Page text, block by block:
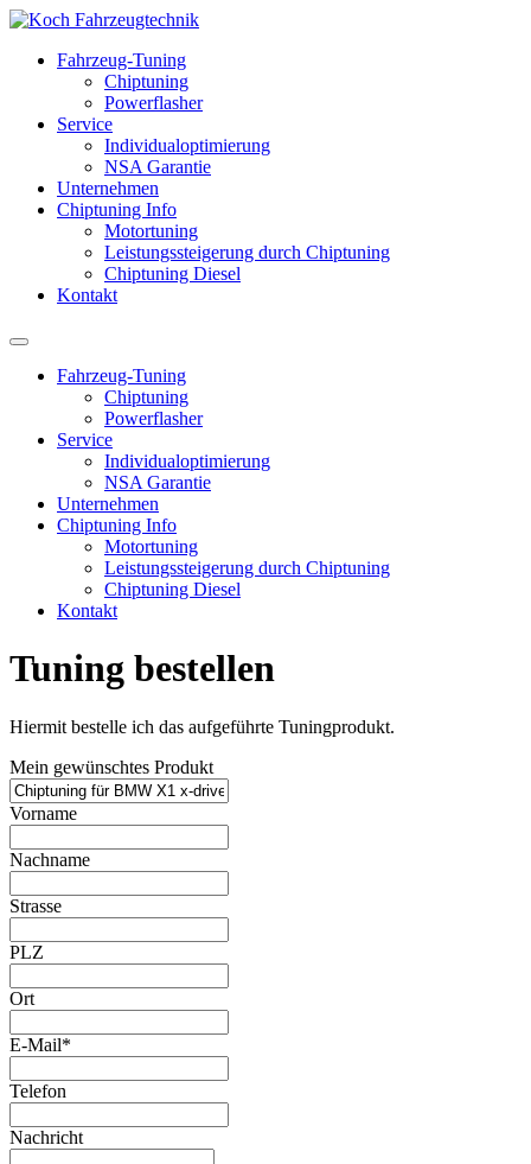
Fahrzeug-Tuning
Chiptuning
Powerflasher
Service
Individualoptimierung
NSA Garantie
Unternehmen
Chiptuning Info
Motortuning
Leistungssteigerung durch Chiptuning
Chiptuning Diesel
Kontakt
Fahrzeug-Tuning
Chiptuning
Powerflasher
Service
Individualoptimierung
NSA Garantie
Unternehmen
Chiptuning Info
Motortuning
Leistungssteigerung durch Chiptuning
Chiptuning Diesel
Kontakt
Tuning bestellen
Hiermit bestelle ich das aufgeführte Tuningprodukt.
Mein gewünschtes Produkt
Vorname
Nachname
Strasse
PLZ
Ort
E-Mail*
Telefon
Nachricht